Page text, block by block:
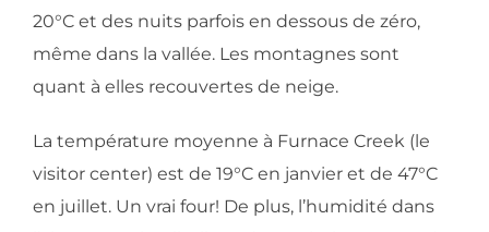
20°C et des nuits parfois en dessous de zéro,
même dans la vallée. Les montagnes sont
quant à elles recouvertes de neige.
La température moyenne à Furnace Creek (le
visitor center) est de 19°C en janvier et de 47°C
en juillet. Un vrai four! De plus, l’humidité dans